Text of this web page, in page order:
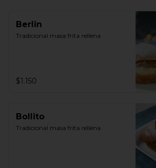
Berlin
Tradicional masa frita rellena
$1.150
Bollito
Tradicional masa frita rellena